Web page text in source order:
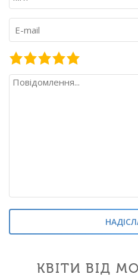
КВІТИ ВІД